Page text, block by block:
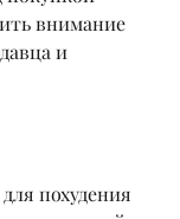
внимание
и
похудения